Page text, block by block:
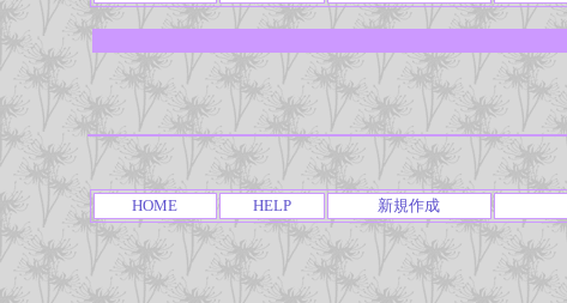
HOME HELP 新規作成